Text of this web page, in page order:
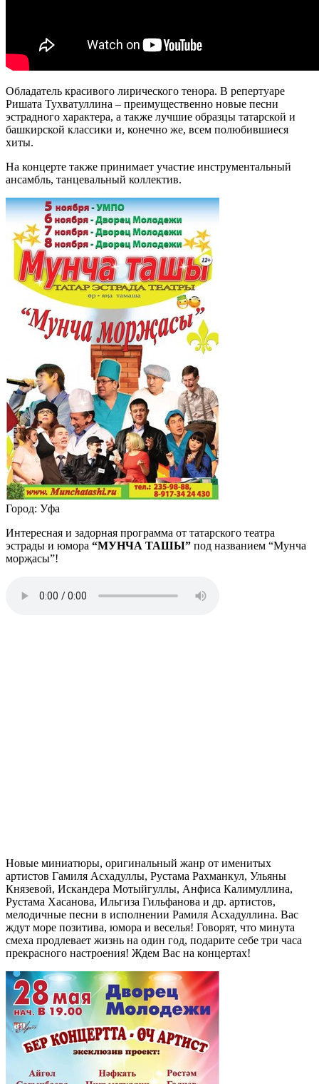
Обладатель красивого лирического тенора. В репертуаре
Ришата Тухватуллина – преимущественно новые песни
эстрадного характера, а также лучшие образцы татарской и
башкирской классики и, конечно же, всем полюбившиеся
хиты.
На концерте также принимает участие инструментальный
ансамбль, танцевальный коллектив.
Город: Уфа
Интересная и задорная программа от татарского театра
эстрады и юмора “МУНЧА ТАШЫ” под названием “Мунча
морҗасы”!
Новые миниатюры, оригинальный жанр от именитых
артистов Гамиля Асхадуллы, Рустама Рахманкул, Ульяны
Князевой, Искандера Мотыйгуллы, Анфиса Калимуллина,
Рустама Хасанова, Ильгиза Гильфанова и др. артистов,
мелодичные песни в исполнении Рамиля Асхадуллина. Вас
ждут море позитива, юмора и веселья! Говорят, что минута
смеха продлевает жизнь на один год, подарите себе три часа
прекрасного настроения! Ждем Вас на концертах!